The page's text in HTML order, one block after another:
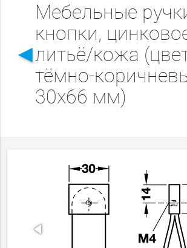
◄
Мебельные
кнопки,
литьё/кожа
тёмно-
30х66 мм)